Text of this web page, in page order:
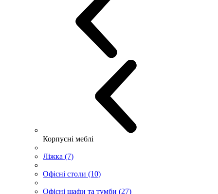
Корпусні меблі
Ліжка (7)
Офісні столи (10)
Офісні шафи та тумби (27)